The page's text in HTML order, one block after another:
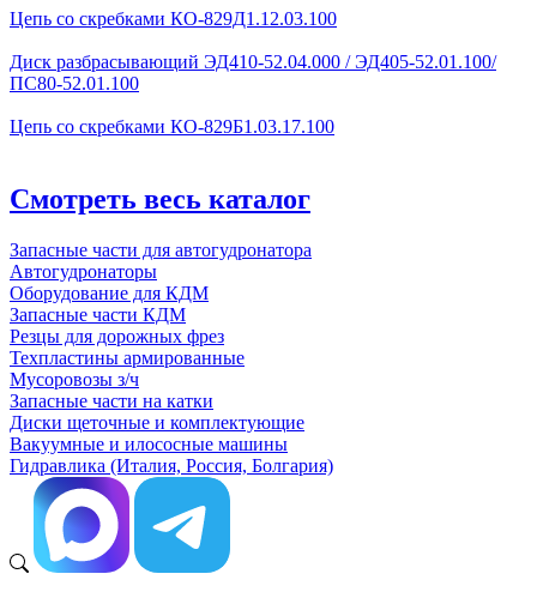
Цепь со скребками КО-829Д1.12.03.100
Диск разбрасывающий ЭД410-52.04.000 / ЭД405-52.01.100/
ПС80-52.01.100
Цепь со скребками КО-829Б1.03.17.100
Смотреть весь каталог
Запасные части для автогудронатора
Автогудронаторы
Оборудование для КДМ
Запасные части КДМ
Резцы для дорожных фрез
Техпластины армированные
Мусоровозы з/ч
Запасные части на катки
Диски щеточные и комплектующие
Вакуумные и илососные машины
Гидравлика (Италия, Россия, Болгария)